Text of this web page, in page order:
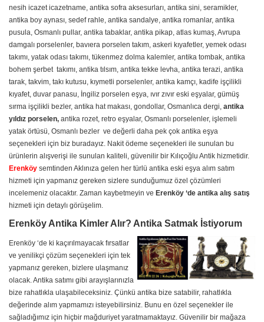
nesih icazet icazetname, antika sofra aksesurları, antika sini, seramikler,
antika boy aynası, sedef rahle, antika sandalye, antika romanlar, antika
pusula, Osmanlı pullar, antika tabaklar, antika pikap, atlas kumaş, Avrupa
damgalı porselenler, bavıera porselen takım, askeri kıyafetler, yemek odası
takımı, yatak odası takımı, tükenmez dolma kalemler, antika tombak, antika
bohem şerbet takımı, antika tılsım, antika tekke levha, antika terazi, antika
tarak, takvim, takı kutusu, kıymetli porselenler, antika kamçı, kadife işçilikli
kıyafet, duvar panasu, İngiliz porselen eşya, ıvır zıvır eski eşyalar, gümüş
sırma işçilikli bezler, antika hat makası, gondollar, Osmanlıca dergi, antika
yıldız porselen, antika rozet, retro eşyalar, Osmanlı porselenler, işlemeli
yatak örtüsü, Osmanlı bezler ve değerli daha pek çok antika eşya
seçenekleri için biz buradayız. Nakit ödeme seçenekleri ile sunulan bu
ürünlerin alışverişi ile sunulan kaliteli, güvenilir bir Kılıçoğlu Antik hizmetidir.
Erenköy semtinden Aklınıza gelen her türlü antika eski eşya alım satım
hizmeti için yapmanız gereken sizlere sunduğumuz özel çözümleri
incelemeniz olacaktır. Zaman kaybetmeyin ve Erenköy ‘de antika alış satış
hizmeti için detaylı görüşelim.
Erenköy Antika Kimler Alır? Antika Satmak İstiyorum
Erenköy ‘de ki kaçırılmayacak fırsatlar
ve yenilikçi çözüm seçenekleri için tek
yapmanız gereken, bizlere ulaşmanız
olacak. Antika satımı gibi arayışlarınızla
bize rahatlıkla ulaşabileceksiniz. Çünkü antika bize satabilir, rahatlıkla
değerinde alım yapmamızı isteyebilirsiniz. Bunu en özel seçenekler ile
sağladığımız için hiçbir mağduriyet yaratmamaktayız. Güvenilir bir mağaza